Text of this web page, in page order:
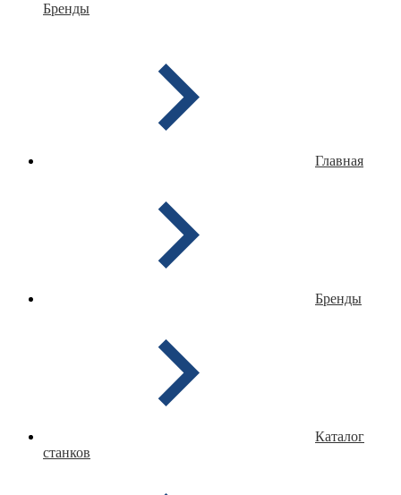
Бренды
Главная
Бренды
Каталог
станков